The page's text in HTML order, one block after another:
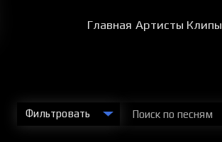
Главная Артисты Клипы
Фильтровать